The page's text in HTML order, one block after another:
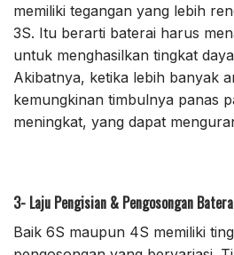
memiliki tegangan yang lebih
3S. Itu berarti baterai harus
untuk menghasilkan tingkat
Akibatnya, ketika lebih banyak
kemungkinan timbulnya panas
meningkat, yang dapat
3- Laju Pengisian & Pengosongan
Baik 6S maupun 4S memiliki